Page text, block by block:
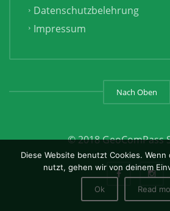
Datenschutzbelehrung
Impressum
Nach Oben
© 2018 GeoComPass
Diese Website benutzt Cookies.
nutzt, gehen wir von deinem
Ok Read